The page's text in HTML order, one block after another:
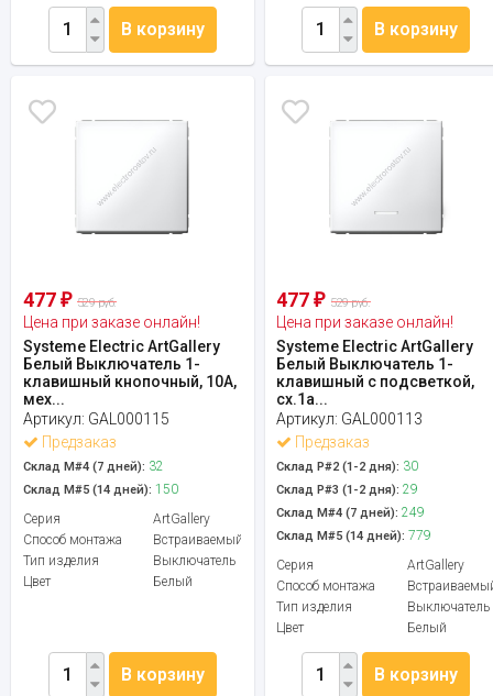
В корзину В корзину
477 ₽ 529 руб.
Цена при заказе онлайн!
Systeme Electric ArtGallery
Белый Выключатель 1-
клавишный кнопочный, 10А,
мех...
Артикул: GAL000115
Предзаказ
Склад М#4 (7 дней): 32
Склад М#5 (14 дней): 150
Серия
ArtGallery
Способ монтажа
Встраиваемый
Тип изделия
Выключатель
Цвет
Белый
В корзину
477₽ 529 руб.
Цена при заказе онлайн!
Systeme Electric ArtGallery
Белый Выключатель 1-
клавишный с подсветкой,
сх.1а...
Артикул: GAL000113
Предзаказ
Склад Р#2 (1-2 дня): 30
Склад Р#3 (1-2 дня): 29
Склад М#4 (7 дней): 249
Склад М#5 (14 дней): 779
Серия
ArtGallery
Способ монтажа
Тип изделия
Выключатель
Цвет
Белый
В корзину